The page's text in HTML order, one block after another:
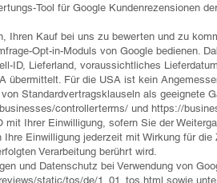
Tool für Google Kundenrezensionen
Ihren Kauf bei uns zu bewerten und zu
Opt-in-Moduls von Google bedienen.
ID, Lieferland, voraussichtliches
übermittelt. Für die USA ist kein
Standardvertragsklauseln als geeignete
controllerterms/ und https://
Ihrer Einwilligung, sofern Sie der
Einwilligung jederzeit mit Wirkung für
Verarbeitung berührt wird.
und Datenschutz bei Verwendung von
static/tos/de/1_01_tos.html sowie